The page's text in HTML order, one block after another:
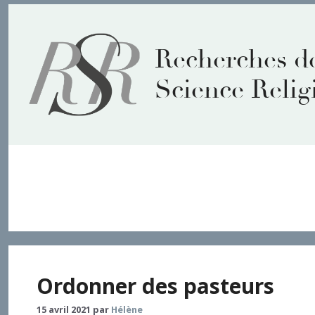
contenu
Recherches
Science
Ordonner des pasteurs
15 avril 2021 par Hélène